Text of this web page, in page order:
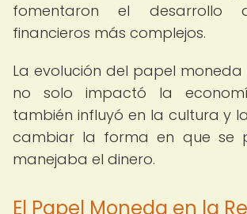
fomentaron el desarrollo
financieros más complejos.
La evolución del papel moneda
no solo impactó la
también influyó en la cultura y
cambiar la forma en que se
manejaba el dinero.
El Papel Moneda en la